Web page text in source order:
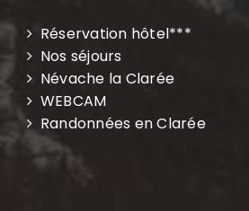
Réservation hôtel***
Nos séjours
Névache la Clarée
WEBCAM
Randonnées en Clarée